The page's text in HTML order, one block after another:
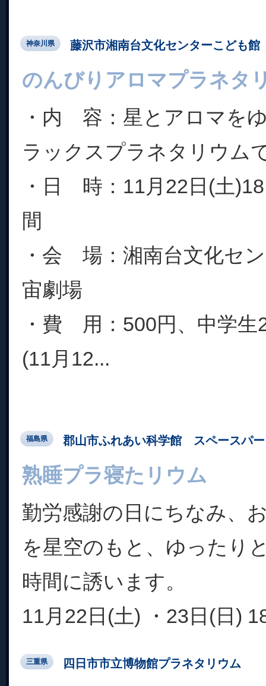
神奈川県 藤沢市湘南台文化センターこども館
のんびりアロマプラネタ
・内 容：星とアロマを
ラックスプラネタリウム
・日 時：11月22日(土
間
・会 場：湘南台文化セ
宙劇場
・費 用：500円、中学生
(11月12...
福島県 郡山市ふれあい科学館 スペースパ
熟睡プラ寝たリウム
勤労感謝の日にちなみ、
を星空のもと、ゆったり
時間に誘います。
11月22日(土) ・23日(日)
三重県 四日市市立博物館プラネタリウム